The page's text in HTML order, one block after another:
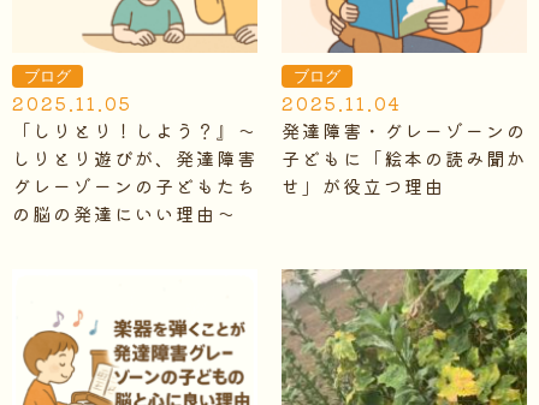
ブログ
2025.11.05
「しりとり！しよう？』～
しりとり遊びが、発達障害
グレーゾーンの子どもたち
の脳の発達にいい理由～
ブログ
2025.11.04
発達障害・グレーゾーンの
子どもに「絵本の読み聞か
せ」が役立つ理由